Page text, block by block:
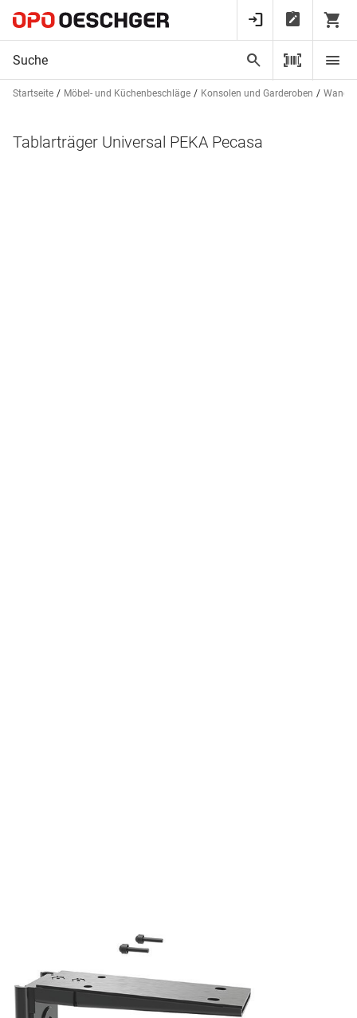
Startseite Möbel- und Küchenbeschläge Konsolen und Garderoben
Tablarträger Universal PEKA Pecasa